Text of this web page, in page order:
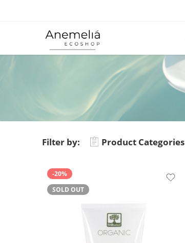
Filter by: Product Categories
-20%
SOLD OUT